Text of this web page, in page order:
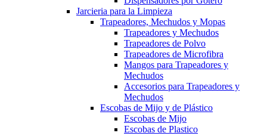
Jarcieria para la Limpieza
Trapeadores, Mechudos y Mopas
Trapeadores y Mechudos
Trapeadores de Polvo
Trapeadores de Microfibra
Mangos para Trapeadores y
Mechudos
Accesorios para Trapeadores y
Mechudos
Escobas de Mijo y de Plástico
Escobas de Mijo
Escobas de Plastico